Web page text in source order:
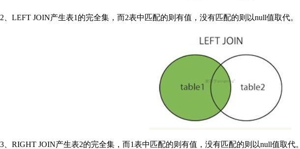
2、LEFT JOIN产生表1的完全集，而2表中匹配的则有值，没有匹配的则以null值取代。
3、RIGHT JOIN产生表2的完全集，而1表中匹配的则有值，没有匹配的则以null值取代。